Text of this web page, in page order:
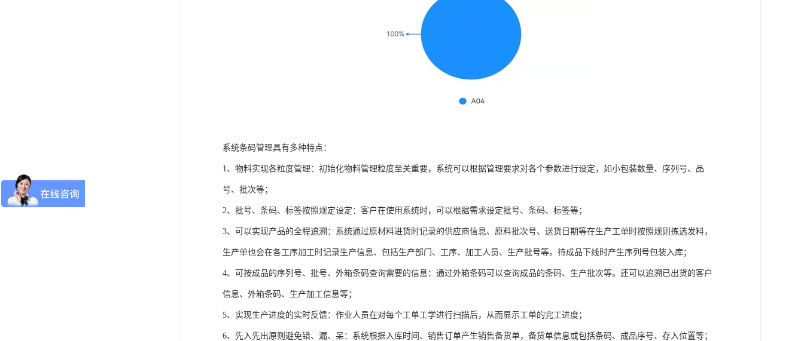
系统条码管理具有多种特点：
1、物料实现各粒度管理：初始化物料管理粒度至关重要，系统可以根据管理要求对各个参数进行设定，如小包装数量、序列号、品
号、批次等；
2、批号、条码、标签按照规定设定：客户在使用系统时，可以根据需求设定批号、条码、标签等；
3、可以实现产品的全程追溯：系统通过原材料进货时记录的供应商信息、原料批次号、送货日期等在生产工单时按照规则拣选发料，
生产单也会在各工序加工时记录生产信息、包括生产部门、工序、加工人员、生产批号等。待成品下线时产生序列号包装入库；
4、可按成品的序列号、批号、外箱条码查询需要的信息：通过外箱条码可以查询成品的条码、生产批次等。还可以追溯已出货的客户
信息、外箱条码、生产加工信息等；
5、实现生产进度的实时反馈：作业人员在对每个工单工学进行扫描后，从而显示工单的完工进度；
6、先入先出原则避免错、漏、呆：系统根据入库时间、销售订单产生销售备货单，备货单信息或包括条码、成品序号、存入位置等；